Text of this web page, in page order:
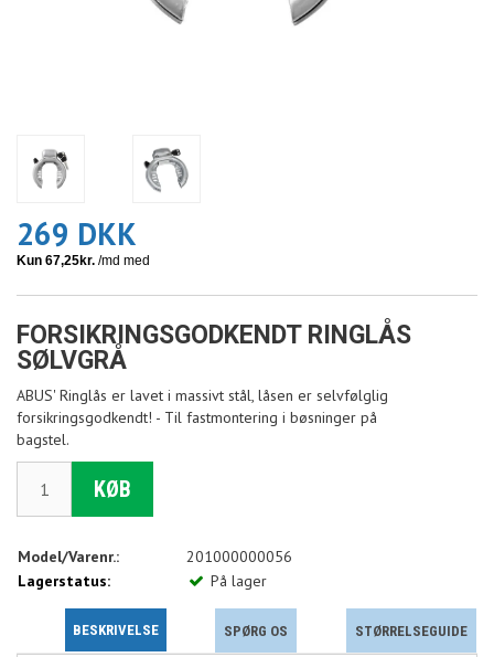
269 DKK
FORSIKRINGSGODKENDT RINGLÅS
SØLVGRÅ
ABUS' Ringlås er lavet i massivt stål, låsen er selvfølglig
forsikringsgodkendt! - Til fastmontering i bøsninger på
bagstel.
KØB
Model/Varenr.:
201000000056
Lagerstatus:
På lager
BESKRIVELSE SPØRG OS STØRRELSEGUIDE